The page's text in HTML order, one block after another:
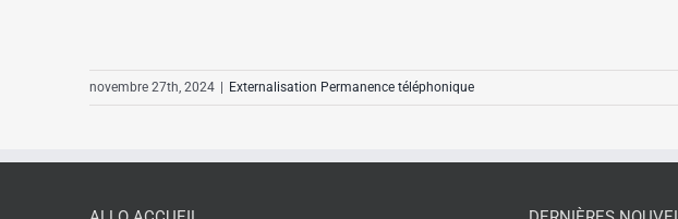
novembre 27th, 2024 | Externalisation Permanence téléphonique